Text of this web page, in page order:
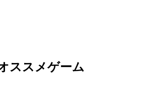
ススメゲーム